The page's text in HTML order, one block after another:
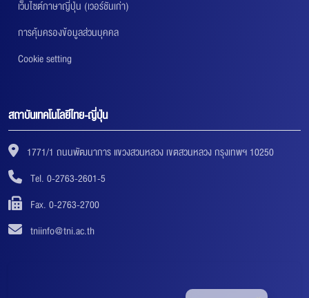
เว็บไซต์ภาษาญี่ปุ่น (เวอร์ชันเก่า)
การคุ้มครองข้อมูลส่วนบุคคล
Cookie setting
สถาบันเทคโนโลยีไทย-ญี่ปุ่น
1771/1 ถนนพัฒนาการ แขวงสวนหลวง เขตสวนหลวง กรุงเทพฯ 10250
Tel. 0-2763-2601-5
Fax. 0-2763-2700
tniinfo@tni.ac.th